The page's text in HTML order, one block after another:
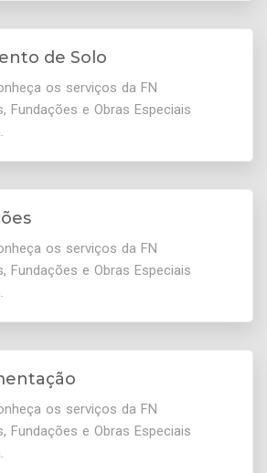
de Solo
os serviços da FN
Fundações e Obras Especiais
os serviços da FN
Fundações e Obras Especiais
os serviços da FN
Fundações e Obras Especiais